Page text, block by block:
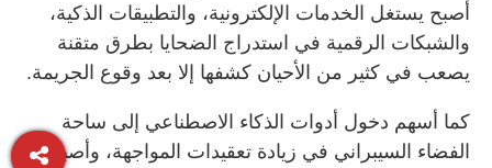
أصبح يستغل الخدمات الإلكترونية، والتطبيقات الذكية،
والشبكات الرقمية في استدراج الضحايا بطرق متقنة
يصعب في كثير من الأحيان كشفها إلا بعد وقوع الجريمة.
كما أسهم دخول أدوات الذكاء الاصطناعي إلى ساحة
الفضاء السيبراني في زيادة تعقيدات المواجهة، وأصبحت